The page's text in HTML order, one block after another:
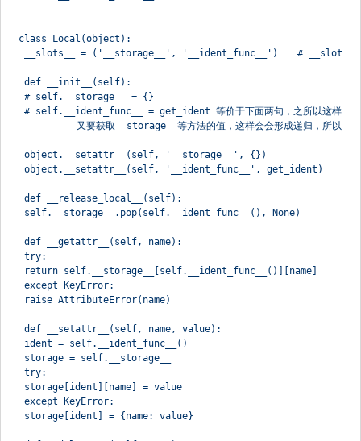
class Local(object):
__slots__ = ('__storage__', '__ident_func__')　　# __slots__的
def __init__(self):
# self.__storage__ = {}
# self.__ident_func__ = get_ident 等价于下面两句，之所以这样，是
又要获取__storage__等方法的值，这样会会形成递归，所以采用
object.__setattr__(self, '__storage__', {})
object.__setattr__(self, '__ident_func__', get_ident)
def __release_local__(self):
self.__storage__.pop(self.__ident_func__(), None)
def __getattr__(self, name):
try:
return self.__storage__[self.__ident_func__()][name]
except KeyError:
raise AttributeError(name)
def __setattr__(self, name, value):
ident = self.__ident_func__()
storage = self.__storage__
try:
storage[ident][name] = value
except KeyError:
storage[ident] = {name: value}